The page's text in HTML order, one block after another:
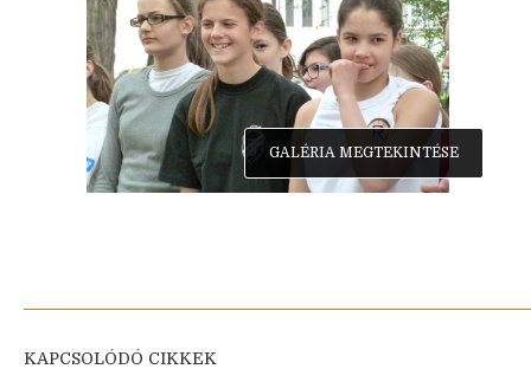
GALÉRIA MEGTEKINTÉSE
KAPCSOLÓDÓ CIKKEK